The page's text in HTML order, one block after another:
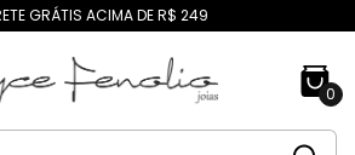
GRÁTIS ACIMA DE R$ 249
0